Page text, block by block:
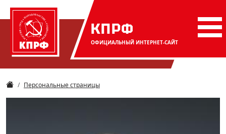
КПРФ
ОФИЦИАЛЬНЫЙ ИНТЕРНЕТ-САЙТ
Персональные страницы